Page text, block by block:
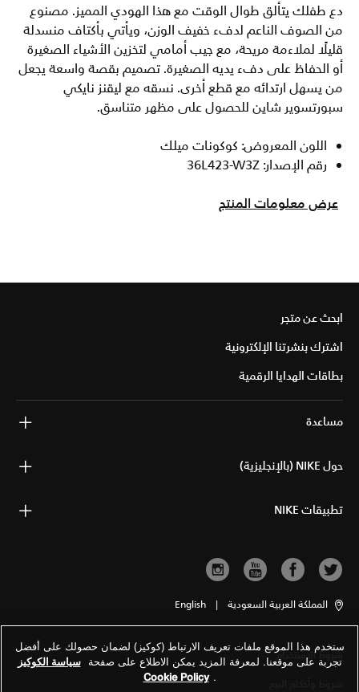
دع طفلك يتألق طوال الوقت مع هذا الهودي المميز. مصنوع
من الصوف الناعم لدفء خفيف الوزن، ويأتي بأكتاف منسدلة
قليلًا لملاءمة مريحة، مع جيب أمامي لتخزين الأشياء الصغيرة
أو الحفاظ على دفء يديه الصغيرة. تصميم بقصة واسعة يجعل
من يسهل ارتدائه مع قطع أخرى. نسقه مع ليقنز نايكي
سبورتسوير شاين للحصول على مظهر متناسق.
اللون المعروض: كوكونات ميلك
رقم الإصدار: 36L423-W3Z
عرض معلومات المنتج
ابحث عن متجر
اشترك بنشرتنا الإلكترونية
بطاقات الهدايا الرقمية
مساعدة
حول NIKE (بالإنجليزية)
تطبيقات NIKE
المملكة العربية السعودية |
English
شروط الاستخدام
ستخدم هذا الموقع ملفات تعريف الارتباط (كوكيز) لضمان حصولك على أفضل
تجربة على موقعنا. لمعرفة المزيد يمكن الاطلاع على صفحة سياسة الكوكيز
.
Cookie Policy